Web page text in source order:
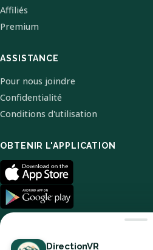
Affiliés
Premium
ASSISTANCE
Pour nous joindre
Confidentialité
Conditions d'utilisation
OBTENIR L'APPLICATION
DirectionVR